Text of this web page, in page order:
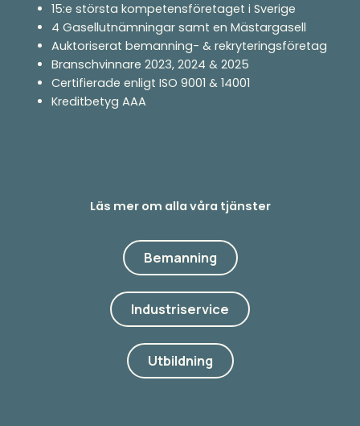
15:e största kompetensföretaget i Sverige
4 Gasellutnämningar samt en Mästargasell
Auktoriserat bemanning- & rekryteringsföretag
Branschvinnare 2023, 2024 & 2025
Certifierade enligt ISO 9001 & 14001
Kreditbetyg AAA
Läs mer om alla våra tjänster
Bemanning
Industriservice
Utbildning